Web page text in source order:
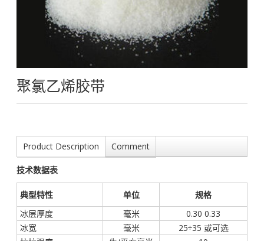
聚氯乙烯胶带
Product Description Comment
技术数据表
典型特性 单位
规格
冰层厚度
毫米
0.30 0.33
冰宽
毫米
25÷35 或可选